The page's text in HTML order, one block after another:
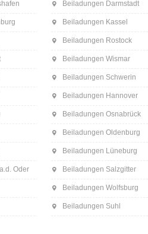
Oder
Beiladungen Darmstadt
Beiladungen Kassel
Beiladungen Rostock
Beiladungen Wismar
Beiladungen Schwerin
Beiladungen Hannover
Beiladungen Osnabrück
Beiladungen Oldenburg
Beiladungen Lüneburg
Beiladungen Salzgitter
Beiladungen Wolfsburg
Beiladungen Suhl